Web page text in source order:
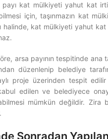
payı kat mülkiyeti yahut kat
için, taşınmazın kat
halinde, kat mülkiyeti yahut
arsa payının tespitinde ana
düzenlenip belediye
proje üzerinden tespit
edilen ve belediyece
mümkün değildir. Zira
Sonradan